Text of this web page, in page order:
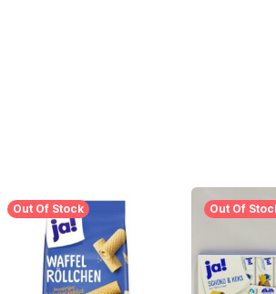
Out Of Stock Out Of